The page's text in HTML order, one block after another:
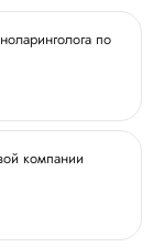
по
компании